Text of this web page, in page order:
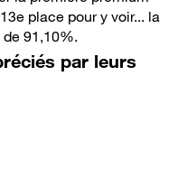
place pour y voir... la
91,10%.
par leurs